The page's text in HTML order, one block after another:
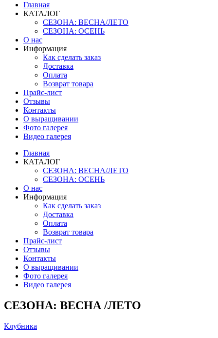
Главная
КАТАЛОГ
СЕЗОНА: ВЕСНА/ЛЕТО
СЕЗОНА: ОСЕНЬ
О нас
Информация
Как сделать заказ
Доставка
Оплата
Возврат товара
Прайс-лист
Отзывы
Контакты
О выращивании
Фото галерея
Видео галерея
Главная
КАТАЛОГ
СЕЗОНА: ВЕСНА/ЛЕТО
СЕЗОНА: ОСЕНЬ
О нас
Информация
Как сделать заказ
Доставка
Оплата
Возврат товара
Прайс-лист
Отзывы
Контакты
О выращивании
Фото галерея
Видео галерея
СЕЗОНА: ВЕСНА /ЛЕТО
Клубника